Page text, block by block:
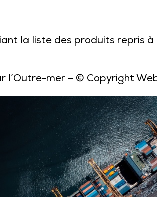
la liste des produits repris à
l’Outre-mer – © Copyright